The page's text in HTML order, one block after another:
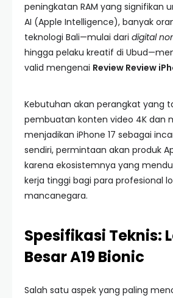
peningkatan RAM yang signifikan
AI (Apple Intelligence), banyak
teknologi Bali—mulai dari digital
hingga pelaku kreatif di
valid mengenai Review Review
Kebutuhan akan perangkat yang
pembuatan konten video 4K dan
menjadikan iPhone 17 sebagai
sendiri, permintaan akan produk
karena ekosistemnya yang
kerja tinggi bagi para profesional
mancanegara.
Spesifikasi Teknis:
Besar A19 Bionic
Salah satu aspek yang paling